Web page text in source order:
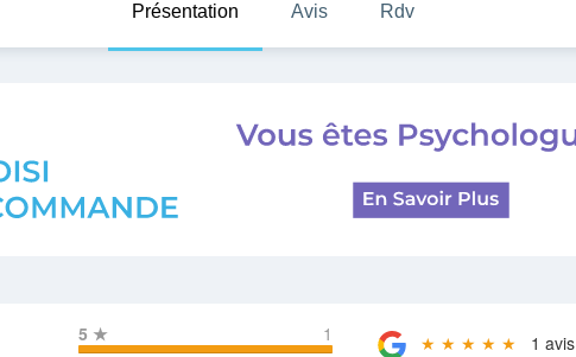
Présentation Avis Rdv
5 ★
1
★ ★ ★ ★ ★ 1 avis